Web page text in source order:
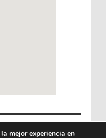
mejor experiencia en